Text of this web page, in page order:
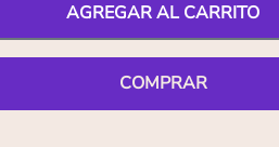
AGREGAR AL CARRITO
COMPRAR